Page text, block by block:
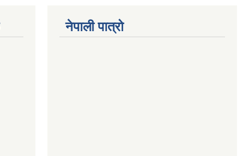
नेपाली पात्रो